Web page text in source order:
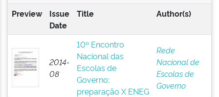
Preview
Issue
Date
Title Author(s)
2014-
08
10º Encontro
Nacional das
Escolas de
Governo:
preparação X ENEG
Rede
Nacional de
Escolas de
Governo